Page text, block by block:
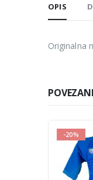
OPIS
Originalna
-10%